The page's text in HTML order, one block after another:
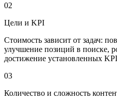
02
Цели и KPI
Стоимость зависит от задач:
улучшение позиций в поиске,
достижение установленных KPI
03
Количество и сложность